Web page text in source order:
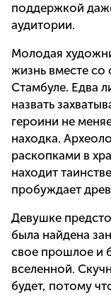
поддержкой
аудитории.
Молодая
жизнь вместе
Стамбуле. Едва
назвать
героини не
находка.
раскопками в
находит
пробуждает
Девушке
была найдена
свое прошлое и
вселенной.
будет, потому